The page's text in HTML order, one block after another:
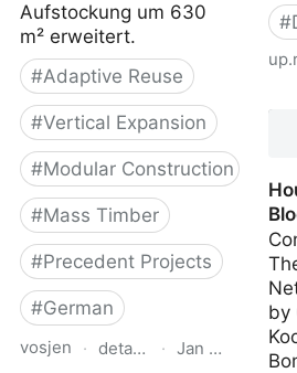
Aufstockung um 630
m² erweitert.
#Adaptive Reuse
#Vertical Expansion
#Modular Construction
#Mass Timber
#Precedent Projects
#German
vosjen · detail.de· Jan 30, 2026
#
by